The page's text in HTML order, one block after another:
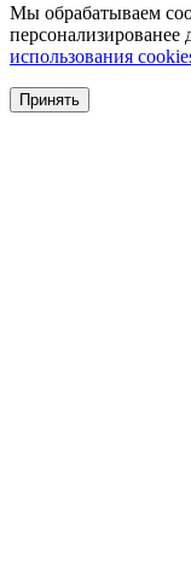
Мы обрабатываем
персонализированее
использования
Принять